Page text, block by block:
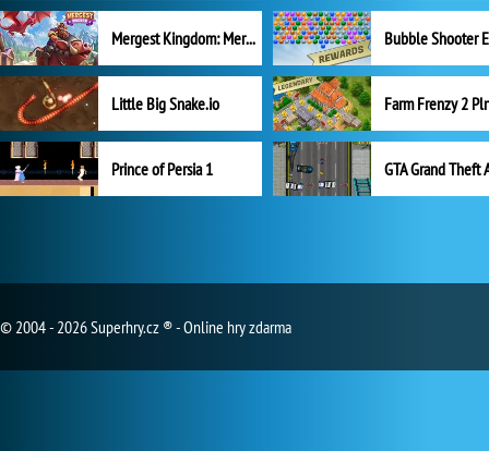
Mergest Kingdom: Merge Puzzle
Little Big Snake.io
Prince of Persia 1 GTA Grand Theft
© 2004 - 2026 Superhry.cz ® - Online hry zdarma